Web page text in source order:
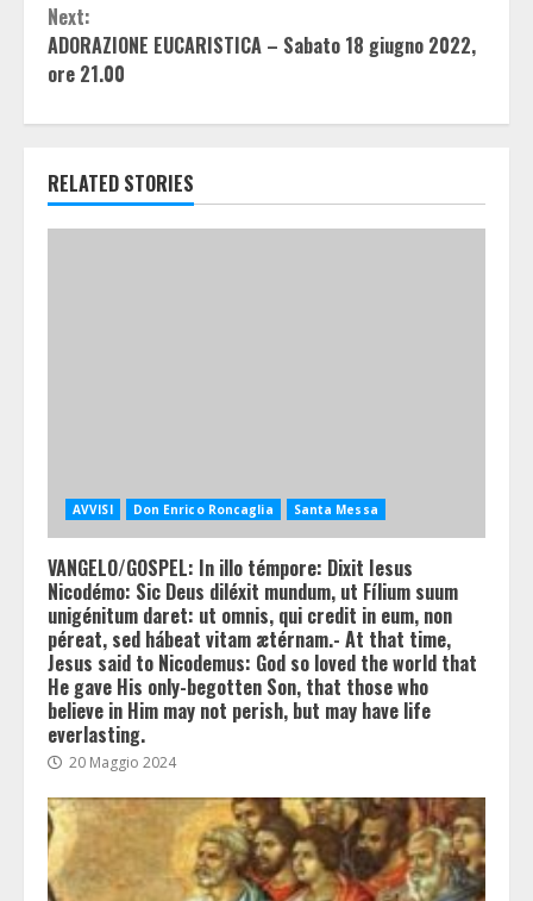
Next:
ADORAZIONE EUCARISTICA – Sabato 18 giugno 2022,
ore 21.00
RELATED STORIES
AVVISI Don Enrico Roncaglia Santa Messa
VANGELO/GOSPEL: In illo témpore: Dixit Iesus
Nicodémo: Sic Deus diléxit mundum, ut Fílium suum
unigénitum daret: ut omnis, qui credit in eum, non
péreat, sed hábeat vitam ætérnam.- At that time,
Jesus said to Nicodemus: God so loved the world that
He gave His only-begotten Son, that those who
believe in Him may not perish, but may have life
everlasting.
20 Maggio 2024